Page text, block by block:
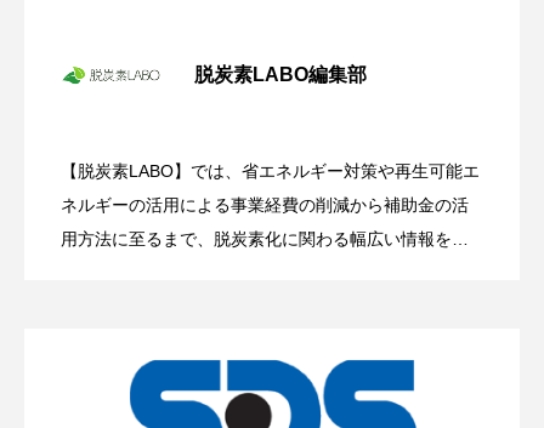
脱炭素LABO編集部
【脱炭素LABO】では、省エネルギー対策や再生可能エ
ネルギーの活用による事業経費の削減から補助金の活
用方法に至るまで、脱炭素化に関わる幅広い情報を発
ネルギーの活用拡大に向けて情報提供を致します。経
費削減や節税対策、補助金活用など、事業の発展・成
2025.11.11
中小企業が知るべき「ペロブスカイト太
陽電池」の可能性とは？